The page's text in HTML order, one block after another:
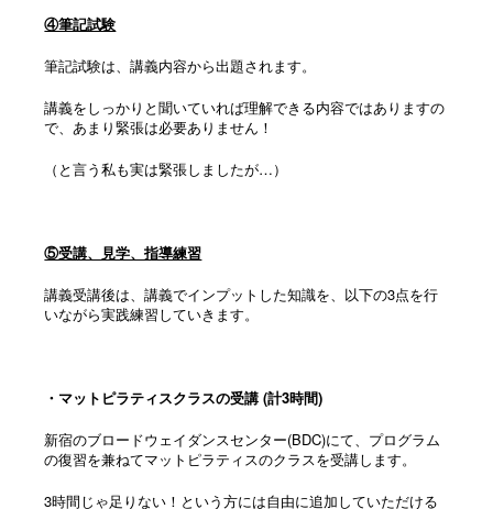
④筆記試験
筆記試験は、講義内容から出題されます。
講義をしっかりと聞いていれば理解できる内容ではありますの
で、あまり緊張は必要ありません！
（と言う私も実は緊張しましたが…）
⑤受講、見学、指導練習
講義受講後は、講義でインプットした知識を、以下の3点を行
いながら実践練習していきます。
・マットピラティスクラスの受講 (計3時間)
新宿のブロードウェイダンスセンター(BDC)にて、プログラム
の復習を兼ねてマットピラティスのクラスを受講します。
3時間じゃ足りない！という方には自由に追加していただける